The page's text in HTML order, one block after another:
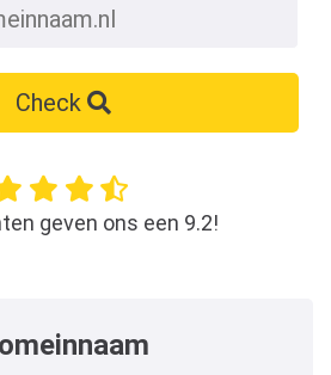
Check
geven ons een 9.2!